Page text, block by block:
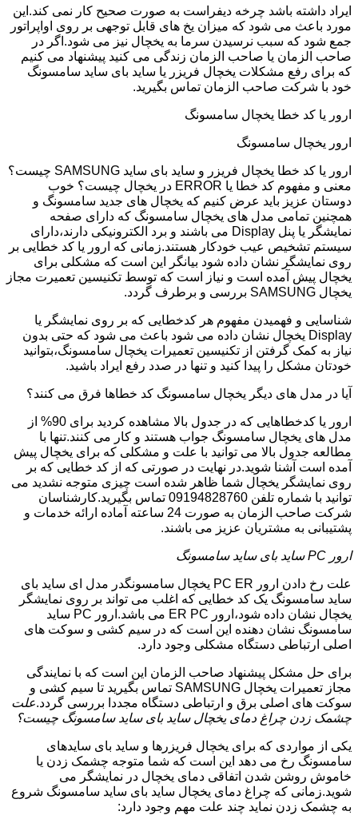
ایراد داشته باشد چرخه دیفراست به صورت صحیح کار نمی کند.این
مورد باعث می شود که میزان یخ های قابل توجهی بر روی اواپراتور
جمع شود که سبب نرسیدن سرما به یخچال نیز می شود.اگر در
صاحب الزمان یا صاحب الزمان زندگی می کنید پیشنهاد می کنیم
که برای رفع مشکلات یخچال فریزر یا ساید بای ساید سامسونگ
خود با شرکت صاحب الزمان تماس بگیرید.
ارور یا کد خطا یخچال سامسونگ
ارور یخچال سامسونگ
ارور یا کد خطا یخچال فریزر و ساید بای ساید SAMSUNG چیست؟
معنی و مفهوم کد خطا یا ERROR در یخچال چیست؟ خوب
دوستان عزیز باید عرض کنیم که یخچال های جدید سامسونگ و
همچنین تمامی مدل های یخچال سامسونگ که دارای صفحه
نمایشگر یا پنل Display می باشند و برد الکترونیکی دارند،دارای
سیستم تشخیص عیب خودکار هستند.زمانی که ارور یا کد خطایی بر
روی نمایشگر نشان داده شود بیانگر این است که مشکلی برای
یخچال پیش آمده است و نیاز است که توسط تکنیسین تعمیرت مجاز
یخچال SAMSUNG بررسی و برطرف گردد.
شناسایی و فهمیدن مفهوم هر کدخطایی که بر روی نمایشگر یا
Display یخچال نشان داده می شود باعث می شود که حتی بدون
نیاز به کمک گرفتن از تکنیسین تعمیرات یخچال سامسونگ،بتوانید
خودتان مشکل را پیدا کنید و تنها در صدد رفع ایراد باشید.
آیا در مدل های دیگر یخچال سامسونگ کد خطاها فرق می کنند؟
ارور یا کدخطاهایی که در جدول بالا مشاهده کردید برای 90% از
مدل های یخچال سامسونگ جواب هستند و کار می کنند.تنها با
مطالعه جدول بالا می توانید با علت و مشکلی که برای یخچال پیش
آمده است آشنا شوید.در نهایت در صورتی که از کد خطایی که بر
روی نمایشگر یخچال شما ظاهر شده است چیزی متوجه نشدید می
توانید با شماره تلفن 09194828760 تماس بگیرید.کارشناسان
شرکت صاحب الزمان به صورت 24 ساعته آماده ارائه خدمات و
پشتیبانی به مشتریان عزیز می باشند.
ارور PC ساید بای ساید سامسونگ
علت رخ دادن ارور PC ER یخچال سامسونگدر مدل ای ساید بای
ساید سامسونگ یک کد خطایی که اغلب می تواند بر روی نمایشگر
یخچال نشان داده شود،ارور ER PC می باشد.ارور PC ساید
سامسونگ نشان دهنده این است که در سیم کشی و سوکت های
اصلی ارتباطی دستگاه مشکلی وجود دارد.
برای حل مشکل پیشنهاد صاحب الزمان این است که با نمایندگی
مجاز تعمیرات یخچال SAMSUNG تماس بگیرید تا سیم کشی و
سوکت های اصلی برق و ارتباطی دستگاه مجددا بررسی گردد.علت
چشمک زدن چراغ دمای یخچال ساید بای ساید سامسونگ چیست؟
یکی از مواردی که برای یخچال فریزرها و ساید بای سایدهای
سامسونگ رخ می دهد این است که شما متوجه چشمک زدن یا
خاموش روشن شدن اتفاقی دمای یخچال در نمایشگر می
شوید.زمانی که چراغ دمای یخچال ساید بای ساید سامسونگ شروع
به چشمک زدن نماید چند علت مهم وجود دارد: